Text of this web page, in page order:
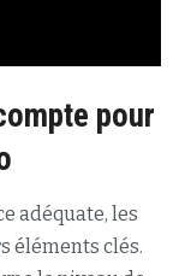
pour
adéquate, les
éléments clés.